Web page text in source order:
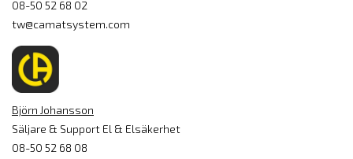
08-50 52 68 02
tw@camatsystem.com
Björn Johansson
Säljare & Support El & Elsäkerhet
08-50 52 68 08